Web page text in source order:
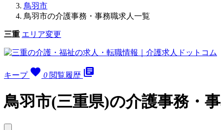
鳥羽市
鳥羽市の介護事務・事務職求人一覧
三重 エリア変更
キープ favorite 0 閲覧履歴 library_books
鳥羽市(三重県)の介護事務・